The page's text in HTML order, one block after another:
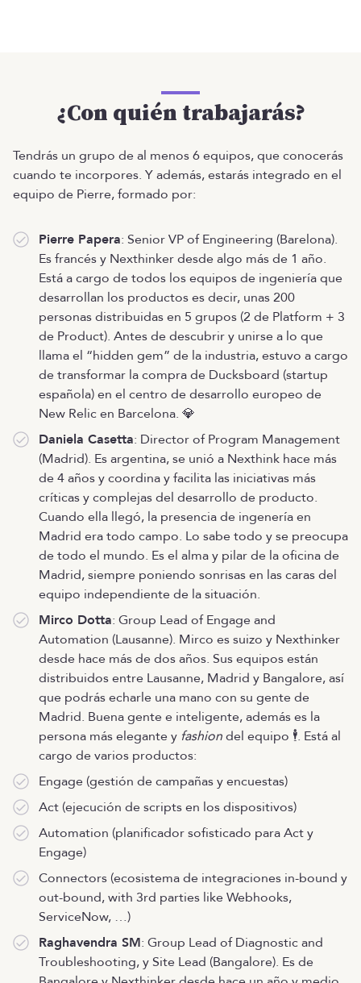
¿Con quién trabajarás?
Tendrás un grupo de al menos 6 equipos, que conocerás
cuando te incorpores. Y además, estarás integrado en el
equipo de Pierre, formado por:
Pierre Papera: Senior VP of Engineering (Barelona).
Es francés y Nexthinker desde algo más de 1 año.
Está a cargo de todos los equipos de ingeniería que
desarrollan los productos es decir, unas 200
personas distribuidas en 5 grupos (2 de Platform + 3
de Product). Antes de descubrir y unirse a lo que
llama el “hidden gem” de la industria, estuvo a cargo
de transformar la compra de Ducksboard (startup
española) en el centro de desarrollo europeo de
New Relic en Barcelona. 💎
Daniela Casetta: Director of Program Management
(Madrid). Es argentina, se unió a Nexthink hace más
de 4 años y coordina y facilita las iniciativas más
críticas y complejas del desarrollo de producto.
Cuando ella llegó, la presencia de ingenería en
Madrid era todo campo. Lo sabe todo y se preocupa
de todo el mundo. Es el alma y pilar de la oficina de
Madrid, siempre poniendo sonrisas en las caras del
equipo independiente de la situación.
Mirco Dotta: Group Lead of Engage and
Automation (Lausanne). Mirco es suizo y Nexthinker
desde hace más de dos años. Sus equipos están
distribuidos entre Lausanne, Madrid y Bangalore, así
que podrás echarle una mano con su gente de
Madrid. Buena gente e inteligente, además es la
persona más elegante y fashiondel equipo 🕴. Está al
cargo de varios productos:
Engage (gestión de campañas y encuestas)
Act (ejecución de scripts en los dispositivos)
Automation (planificador sofisticado para Act y
Engage)
Connectors (ecosistema de integraciones in-bound y
out-bound, with 3rd parties like Webhooks,
ServiceNow, …)
Raghavendra SM: Group Lead of Diagnostic and
Troubleshooting, y Site Lead (Bangalore). Es de